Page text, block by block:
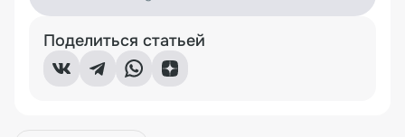
Поделиться статьей